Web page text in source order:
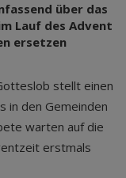
über das
Lauf des Advent
ersetzen
stellt einen
in den Gemeinden
warten auf die
erstmals